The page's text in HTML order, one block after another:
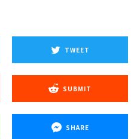
TWEET
SUBMIT
SHARE